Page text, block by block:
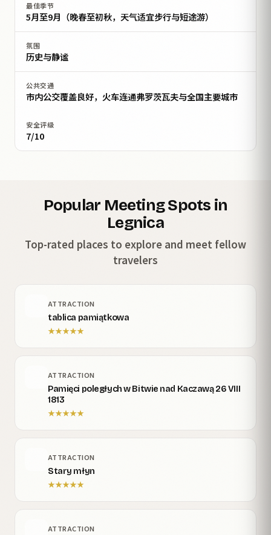
最佳季节
5月至9月（晚春至初秋，天气适宜步行与短途游）
氛围
历史与静谧
公共交通
市内公交覆盖良好，火车连通弗罗茨瓦夫与全国主要城市
安全评级
7/10
Popular Meeting Spots in
Legnica
Top-rated places to explore and meet fellow
travelers
ATTRACTION
tablica pamiątkowa
★★★★★
ATTRACTION
Pamięci poległych w Bitwie nad Kaczawą 26 VIII
1813
★★★★★
ATTRACTION
Stary młyn
★★★★★
ATTRACTION